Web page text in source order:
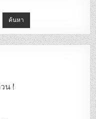
ค้นหา
น !